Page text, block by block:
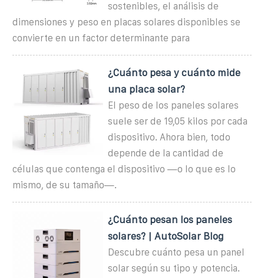
sostenibles, el análisis de
dimensiones y peso en placas solares disponibles se
convierte en un factor determinante para
¿Cuánto pesa y cuánto mide
una placa solar?
El peso de los paneles solares
suele ser de 19,05 kilos por cada
dispositivo. Ahora bien, todo
depende de la cantidad de
células que contenga el dispositivo —o lo que es lo
mismo, de su tamaño—.
¿Cuánto pesan los paneles
solares? | AutoSolar Blog
Descubre cuánto pesa un panel
solar según su tipo y potencia.